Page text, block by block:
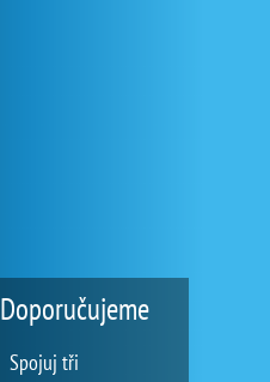
Doporučujeme
Spojuj tři